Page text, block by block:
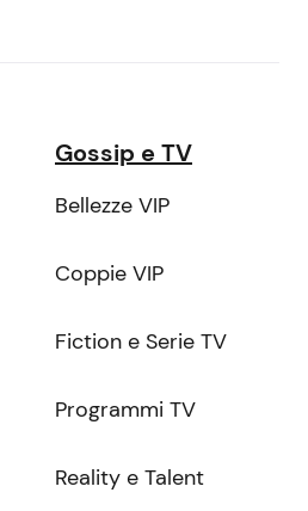
Gossip e TV
Bellezze VIP
Coppie VIP
Fiction e Serie TV
Programmi TV
Reality e Talent